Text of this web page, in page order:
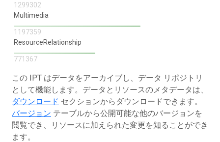
1299302
Multimedia
1197359
ResourceRelationship
771367
この IPT はデータをアーカイブし、データ リポジトリ
として機能します。データとリソースのメタデータは、
ダウンロード セクションからダウンロードできます。
バージョン テーブルから公開可能な他のバージョンを
閲覧でき、リソースに加えられた変更を知ることができ
ます。